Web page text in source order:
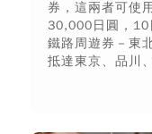
券，這兩者可使
30,000日圓，10
鐵路周遊券－東
抵達東京、品川